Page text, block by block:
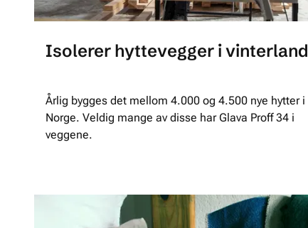
Isolerer hyttevegger i vinterland
Årlig bygges det mellom 4.000 og 4.500 nye hytter i
Norge. Veldig mange av disse har Glava Proff 34 i
veggene.